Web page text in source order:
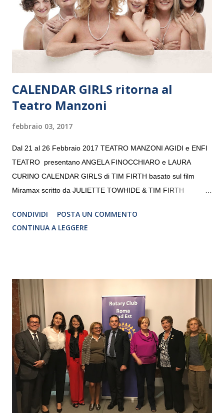
giovani artisti della Baltic Sea Youth Philharmonic per la quarta
volta. L’orchestra, fondata nel 2008 da Kristjan Järvi (affiancato
da un prestigioso consiglio di consulent...
CALENDAR GIRLS ritorna al
Teatro Manzoni
febbraio 03, 2017
Dal 21 al 26 Febbraio 2017 TEATRO MANZONI AGIDI e ENFI
TEATRO presentano ANGELA FINOCCHIARO e LAURA
CURINO CALENDAR GIRLS di TIM FIRTH basato sul film
Miramax scritto da JULIETTE TOWHIDE & TIM FIRTH
CRISTINA PEZZOLI
CONDIVIDI
POSTA UN COMMENTO
CONTINUA A LEGGERE